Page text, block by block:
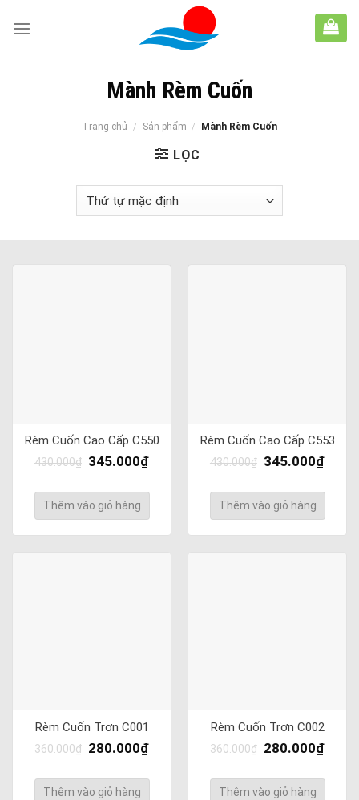
Mành Rèm Cuốn
Trang chủ / Sản phẩm / Mành Rèm Cuốn
LỌC
Rèm Cuốn Cao Cấp C550
430.000₫ 345.000₫
Thêm vào giỏ hàng
Rèm Cuốn Cao Cấp C553
430.000₫ 345.000₫
Thêm vào giỏ hàng
Rèm Cuốn Trơn C001
360.000₫ 280.000₫
Thêm vào giỏ hàng
Rèm Cuốn Trơn C002
360.000₫ 280.000₫
Thêm vào giỏ hàng